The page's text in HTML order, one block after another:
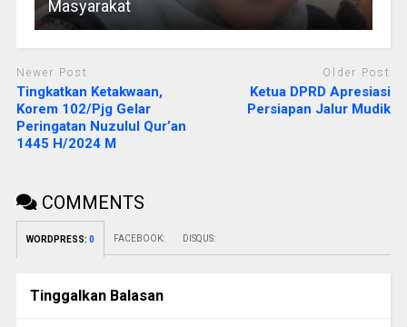
Masyarakat
Newer Post
Tingkatkan Ketakwaan,
Korem 102/Pjg Gelar
Peringatan Nuzulul Qur’an
1445 H/2024 M
Older Post
Ketua DPRD Apresiasi
Persiapan Jalur Mudik
COMMENTS
WORDPRESS: 0 FACEBOOK: DISQUS:
Tinggalkan Balasan